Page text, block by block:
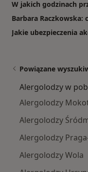
W jakich godzinach
Barbara Raczkowska:
Jakie ubezpieczenia
Powiązane
Alergolodzy w
Alergolodzy
Alergolodzy
Alergolodzy
Alergolodzy Wola